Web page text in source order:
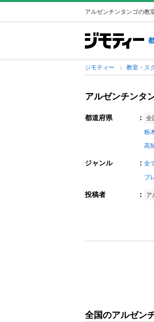
アルゼンチンタンゴの教
ジモティー 教室・ス
アルゼンチンタ
都道府県 ： 全
栃
高
ジャンル ： 全
ブ
投稿者 ： ア
全国のアルゼン